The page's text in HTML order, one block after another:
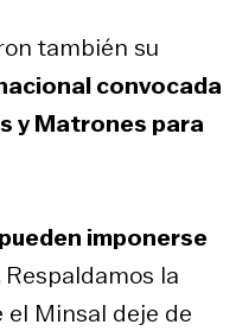
también su
convocada
y Matrones para
imponerse
Respaldamos la
el Minsal deje de